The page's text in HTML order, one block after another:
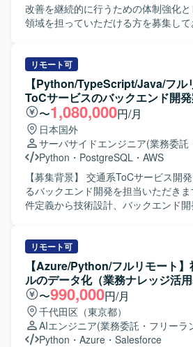
Notebook on Databricksを利用し、
パッケージングにはrye（uv backend
マネージドクラウドサービスとして
びQdrantを利用します。
す。関係者とのコミュニケーション
たデータ連携基盤の構築に取り組ん
GCPを中心としたクラウドインフラの
ただけます。データ処理から連携ま
に関わることで、インフラエンジニ
を広げることができます。 【開発環境】 GoogleCloud環境
（IAM、VPC、Firewallルール、VM、
用したインフラ構成となります。
コンテナ運用を前提とし、BigQuery
との連携を行います。
改善を継続的に行うための体制強化
領域を担っていただける方を募集しておりま
加し、要件や仕様の確認を行いながら
Pythonを用いて機能追加や修正を実
また、仕様調整の打ち合わせに参加
計や実装方針の検討にも関わっていただきま
人物像】 クライアントとのコミュニ
ら主体的に開発を進められる方を求め
仕様を正確に理解し、自ら課題を抽出
る方、チーム開発において協調性を持
ご活躍いただける環境です。 【ポジションの魅力】 既存サ
ービスの保守開発を通じて、AWSを
イティブなバックエンド開発経験を
め、上流から下流まで幅広い経験を得られま
境】 バックエンドはAWS Lambdaと
れており、データベースには
おります。メッセージキューとして
トエンドはFlutterで実装されています。
リモート可
【Python/TypeScript/Java/フル
ToCサービスのバックエンド開
〜1,080,000円/月
日本国外
サーバサイドエンジニア(業務委託
Python ・ PostgreSQL ・ AWS
【募集背景】 交通系ToCサービス開
るバックエンド開発を担当いただきます。 【作業内
件定義から技術設計、バックエンド
魅力】 交通系のToC向けサービス開
ます。 【開発環境】 Python、TypeScript、Java、
PostgreSQL、Oracle、SQL Server、
GCP、Azure、Terraformを使用しま
リモート可
【Azure/Python/フルリモート
ルのデータ化（業務ナレッジ活用
〜990,000円/月
千代田区（東京都）
AIエンジニア(業務委託・フリーラ
Python ・ Azure ・ Salesforce